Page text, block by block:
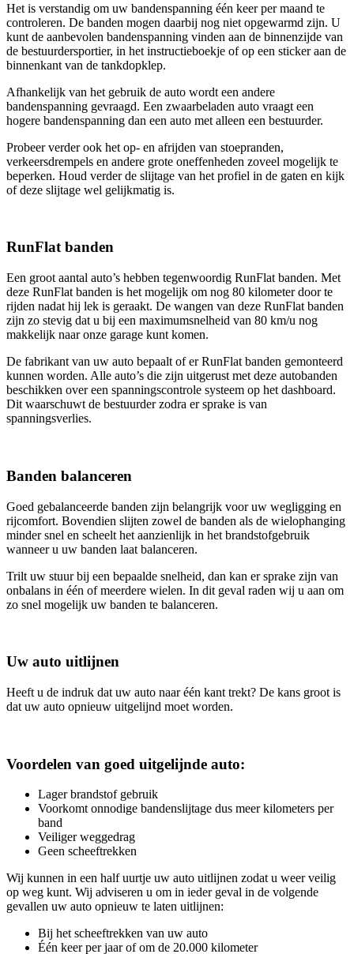
Het is verstandig om uw bandenspanning één keer per maand te
controleren. De banden mogen daarbij nog niet opgewarmd zijn. U
kunt de aanbevolen bandenspanning vinden aan de binnenzijde van
de bestuurdersportier, in het instructieboekje of op een sticker aan de
binnenkant van de tankdopklep.
Afhankelijk van het gebruik de auto wordt een andere
bandenspanning gevraagd. Een zwaarbeladen auto vraagt een
hogere bandenspanning dan een auto met alleen een bestuurder.
Probeer verder ook het op- en afrijden van stoepranden,
verkeersdrempels en andere grote oneffenheden zoveel mogelijk te
beperken. Houd verder de slijtage van het profiel in de gaten en kijk
of deze slijtage wel gelijkmatig is.
RunFlat banden
Een groot aantal auto’s hebben tegenwoordig RunFlat banden. Met
deze RunFlat banden is het mogelijk om nog 80 kilometer door te
rijden nadat hij lek is geraakt. De wangen van deze RunFlat banden
zijn zo stevig dat u bij een maximumsnelheid van 80 km/u nog
makkelijk naar onze garage kunt komen.
De fabrikant van uw auto bepaalt of er RunFlat banden gemonteerd
kunnen worden. Alle auto’s die zijn uitgerust met deze autobanden
beschikken over een spanningscontrole systeem op het dashboard.
Dit waarschuwt de bestuurder zodra er sprake is van
spanningsverlies.
Banden balanceren
Goed gebalanceerde banden zijn belangrijk voor uw wegligging en
rijcomfort. Bovendien slijten zowel de banden als de wielophanging
minder snel en scheelt het aanzienlijk in het brandstofgebruik
wanneer u uw banden laat balanceren.
Trilt uw stuur bij een bepaalde snelheid, dan kan er sprake zijn van
onbalans in één of meerdere wielen. In dit geval raden wij u aan om
zo snel mogelijk uw banden te balanceren.
Uw auto uitlijnen
Heeft u de indruk dat uw auto naar één kant trekt? De kans groot is
dat uw auto opnieuw uitgelijnd moet worden.
Voordelen van goed uitgelijnde auto:
Lager brandstof gebruik
Voorkomt onnodige bandenslijtage dus meer kilometers per
band
Veiliger weggedrag
Geen scheeftrekken
Wij kunnen in een half uurtje uw auto uitlijnen zodat u weer veilig
op weg kunt. Wij adviseren u om in ieder geval in de volgende
gevallen uw auto opnieuw te laten uitlijnen:
Bij het scheeftrekken van uw auto
Één keer per jaar of om de 20.000 kilometer